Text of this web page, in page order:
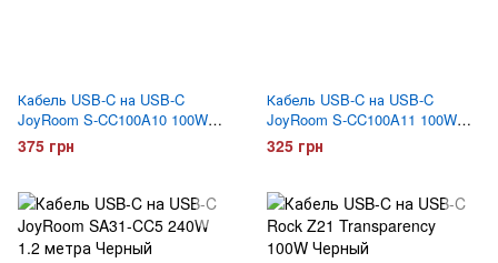
Кабель USB-C на USB-C
JoyRoom S-CC100A10 100W
1.2 метра Белый
375 грн
Кабель USB-C на USB-C
JoyRoom S-CC100A11 100W
1.2 метра Белый
325 грн